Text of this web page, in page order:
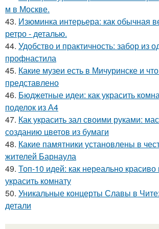
м в Москве.
43. Изюминка интерьера: как обычная
ретро - деталью.
44. Удобство и практичность: забор из
профнастила
45. Какие музеи есть в Мичуринске и
представлено
46. Бюджетные идеи: как украсить
поделок из А4
47. Как украсить зал своими руками:
созданию цветов из бумаги
48. Какие памятники установлены в
жителей Барнаула
49. Топ-10 идей: как нереально
украсить комнату
50. Уникальные концерты Славы в
детали